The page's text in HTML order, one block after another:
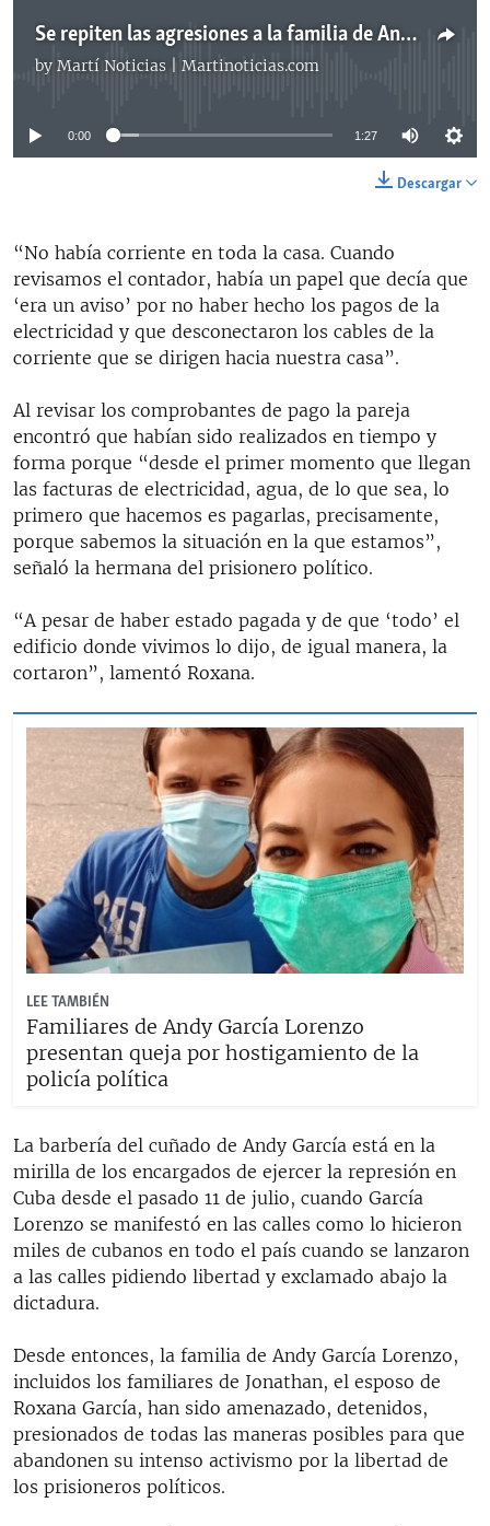
Se repiten las agresiones a la familia de Andy García Lorenzo
by Martí Noticias | Martinoticias.com
No media source currently available
0:00 1:27
Descargar
“No había corriente en toda la casa. Cuando
revisamos el contador, había un papel que decía que
‘era un aviso’ por no haber hecho los pagos de la
electricidad y que desconectaron los cables de la
corriente que se dirigen hacia nuestra casa”.
Al revisar los comprobantes de pago la pareja
encontró que habían sido realizados en tiempo y
forma porque “desde el primer momento que llegan
las facturas de electricidad, agua, de lo que sea, lo
primero que hacemos es pagarlas, precisamente,
porque sabemos la situación en la que estamos”,
señaló la hermana del prisionero político.
“A pesar de haber estado pagada y de que ‘todo’ el
edificio donde vivimos lo dijo, de igual manera, la
cortaron”, lamentó Roxana.
LEE TAMBIÉN
Familiares de Andy García Lorenzo
presentan queja por hostigamiento de la
policía política
La barbería del cuñado de Andy García está en la
mirilla de los encargados de ejercer la represión en
Cuba desde el pasado 11 de julio, cuando García
Lorenzo se manifestó en las calles como lo hicieron
miles de cubanos en todo el país cuando se lanzaron
a las calles pidiendo libertad y exclamado abajo la
dictadura.
Desde entonces, la familia de Andy García Lorenzo,
incluidos los familiares de Jonathan, el esposo de
Roxana García, han sido amenazado, detenidos,
presionados de todas las maneras posibles para que
abandonen su intenso activismo por la libertad de
los prisioneros políticos.